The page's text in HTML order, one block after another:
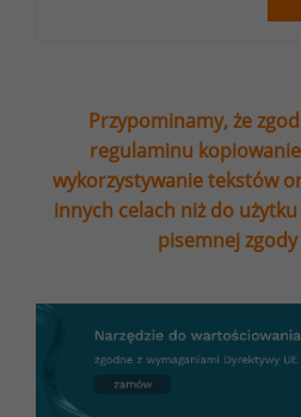
Przypominamy, że
regulaminu
wykorzystywanie tekstów
innych celach niż do
pisemnej